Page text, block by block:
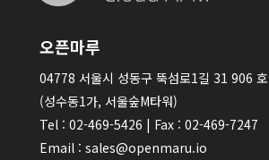
오픈마루
04778 서울시 성동구 뚝섬로1길 31 906 호
(성수동1가, 서울숲M타워)
Tel : 02-469-5426 | Fax : 02-469-7247
Email : sales@openmaru.io